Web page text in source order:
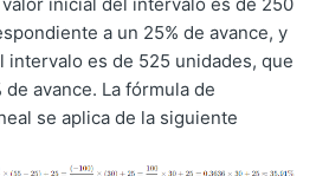
a un 25% de avance, y
intervalo es de 525 unidades, que
de avance. La fórmula de
se aplica de la siguiente